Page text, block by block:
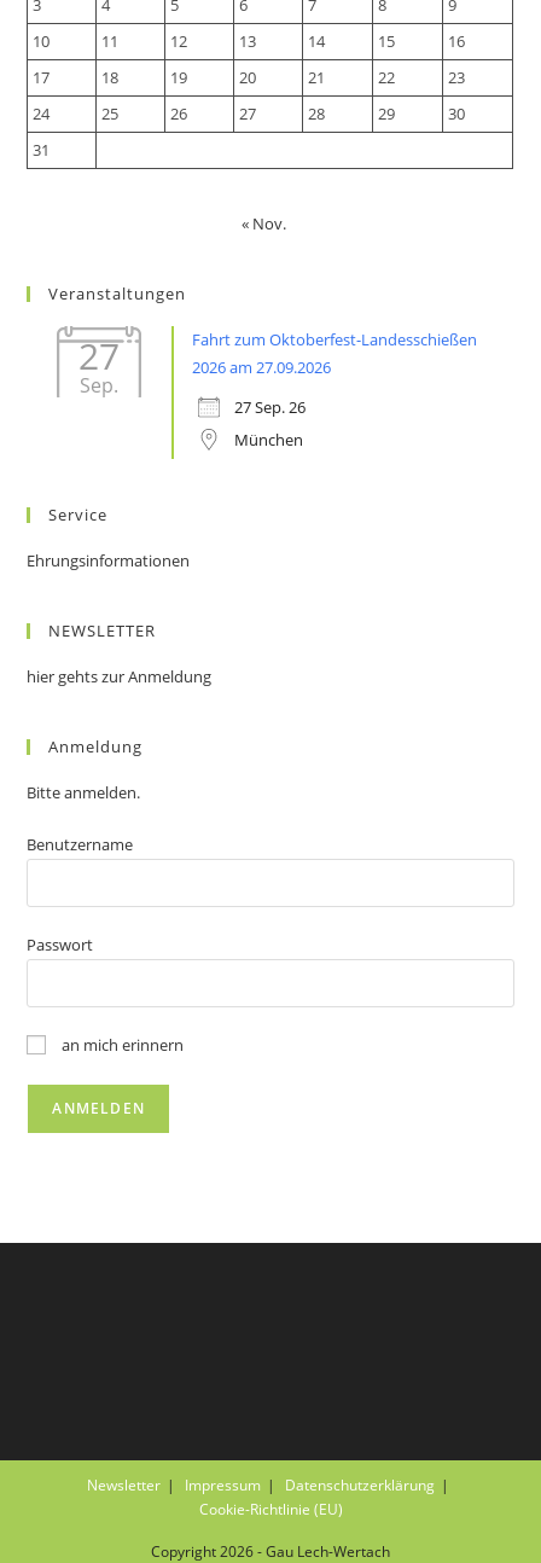
3 4 5 6 7 8
9
10
11 12 13 14 15
16
17
18 19 20 21 22
23
24
25 26 27 28 29
30
31
« Nov.
Veranstaltungen
27
Sep.
Fahrt zum Oktoberfest-Landesschießen
2026 am 27.09.2026
27 Sep. 26
München
Service
Ehrungsinformationen
NEWSLETTER
hier gehts zur Anmeldung
Anmeldung
Bitte anmelden.
Benutzername
Passwort
an mich erinnern
Newsletter Impressum
Datenschutzerklärung
Cookie-Richtlinie (EU)
Copyright 2026 - Gau Lech-Wertach